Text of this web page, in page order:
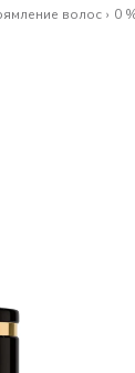
волос › 0